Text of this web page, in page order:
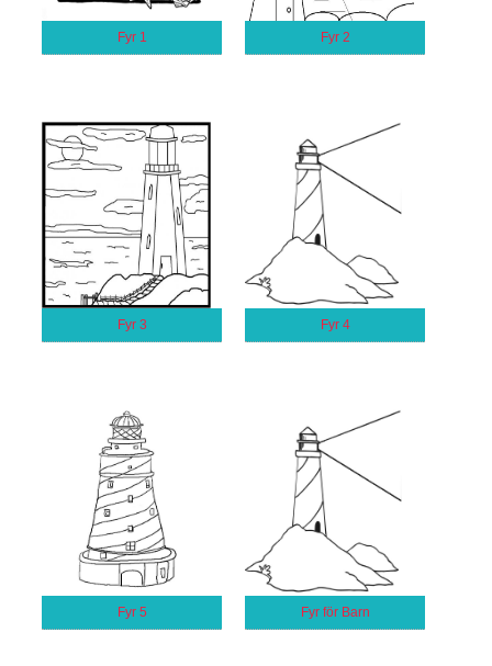
Fyr 1 Fyr 2
Fyr 3 Fyr 4
Fyr 5 Fyr för Barn